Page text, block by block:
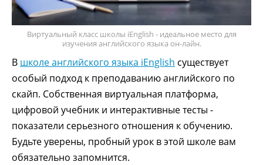
Виртуальный класс школы iEnglish - идеальное место для
изучения английского языка он-лайн.
В школе английского языка iEnglish существует
особый подход к преподаванию английского по
скайп. Собственная виртуальная платформа,
цифровой учебник и интерактивные тесты -
показатели серьезного отношения к обучению.
Будьте уверены, пробный урок в этой школе вам
обязательно запомнится.